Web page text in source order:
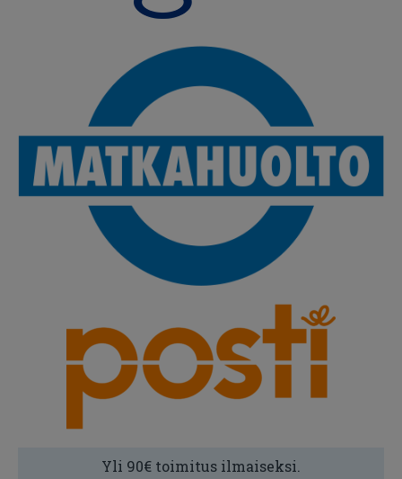
Yli 90€ toimitus ilmaiseksi.